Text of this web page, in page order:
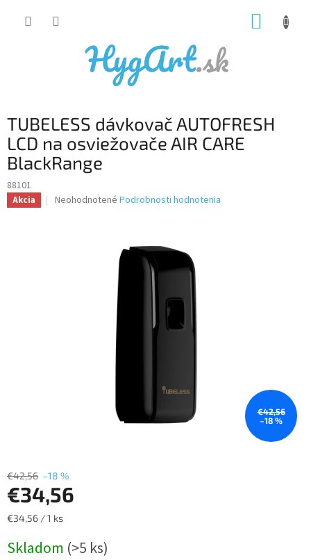
TUBELESS dávkovač AUTOFRESH
LCD na osviežovače AIR CARE
BlackRange
88101
Akcia
Priemerné
Neohodnotené Podrobnosti hodnotenia
€42,56
–18 %
€42,56 –18 %
€34,56
Jednotková
€34,56 / 1 ks
Skladom (>5 ks)